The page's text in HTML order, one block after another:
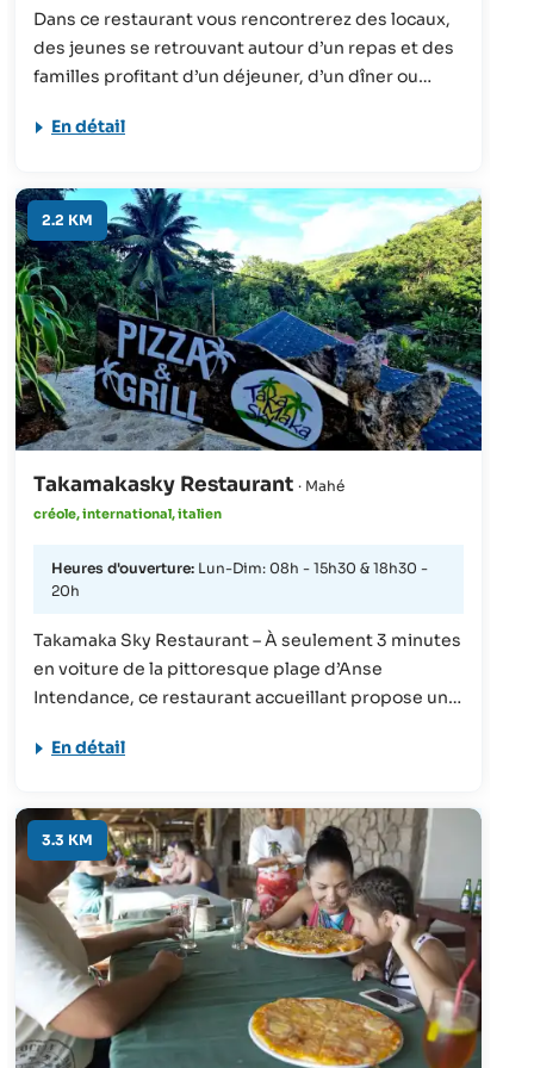
Dans ce restaurant vous rencontrerez des locaux,
des jeunes se retrouvant autour d’un repas et des
familles profitant d’un déjeuner, d’un dîner ou
L’atmosphère est détendue et chaleureuse ; la
superbe endroit pour se mêler à la vie
seychelloise.
En détail
2.2 KM
Takamakasky Restaurant · Mahé
créole, international, italien
Heures d'ouverture: Lun-Dim: 08h - 15h30 & 18h30 -
20h
Takamaka Sky Restaurant – À seulement 3 minutes
en voiture de la pittoresque plage d’Anse
Intendance, ce restaurant accueillant propose un
pizzas maison, plats de poisson et de viande
Les portions sont généreuses, les saveurs
agréables et l’atmosphère détendue – un endroit
sympathique pour savourer un bon repas après
une journée à la plage.
En détail
3.3 KM